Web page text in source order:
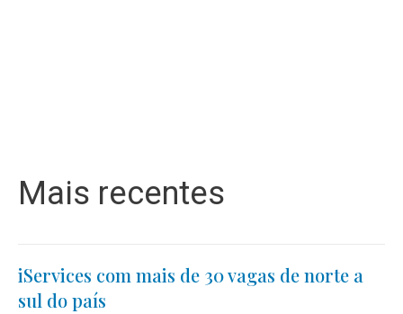
Mais recentes
iServices com mais de 30 vagas de norte a
sul do país